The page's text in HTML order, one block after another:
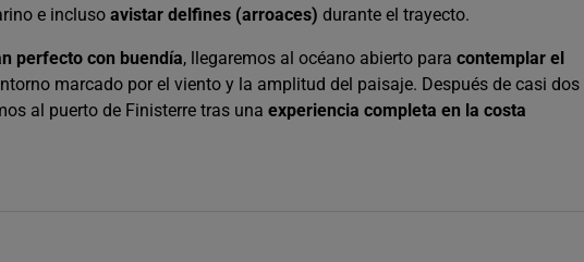
e incluso avistar delfines (arroaces) durante el trayecto.
perfecto con buendía, llegaremos al océano abierto para contemplar el
marcado por el viento y la amplitud del paisaje. Después de casi dos
al puerto de Finisterre tras una experiencia completa en la costa